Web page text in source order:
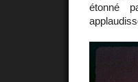
étonné